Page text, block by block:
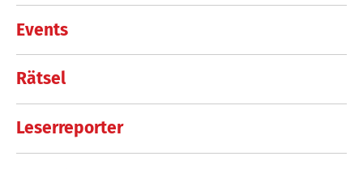
Events
Rätsel
Leserreporter